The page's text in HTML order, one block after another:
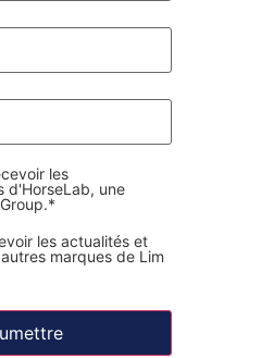
les
d'HorseLab, une
*
les actualités et
marques de Lim